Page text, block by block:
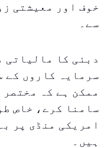
خوف اور معیشتی
سے۔
دبئی کا مالیاتی
سرمایہ کاروں کے
ممکن ہے کہ
سامنا کرے، خاص
امریکی منڈی پر
ہیں۔